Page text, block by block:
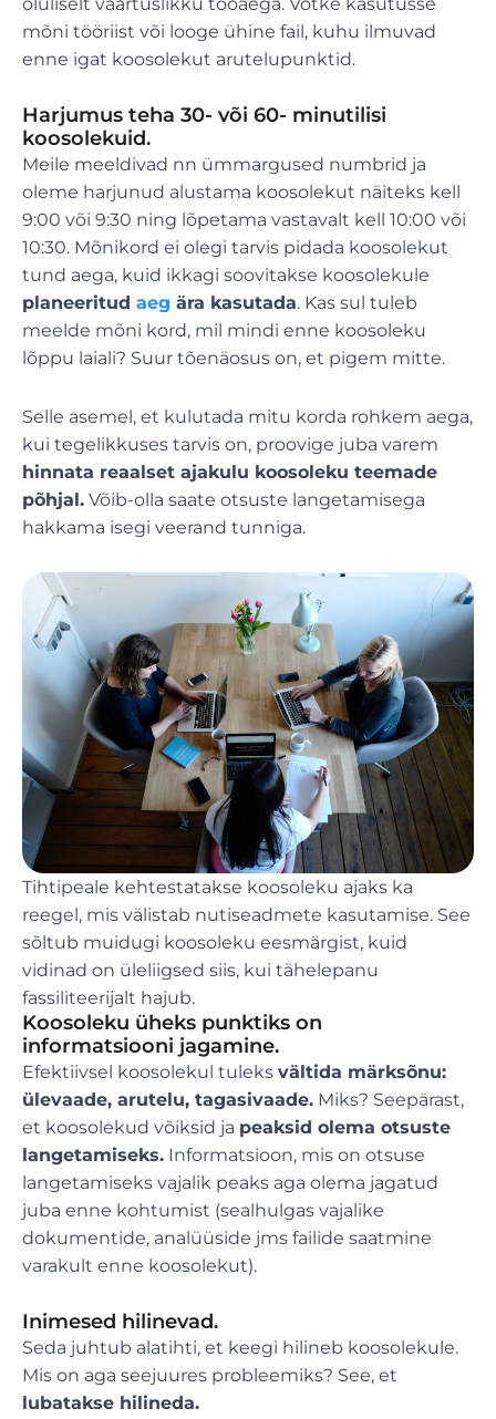
mõni tööriist või looge ühine fail, kuhu ilmuvad
enne igat koosolekut arutelupunktid.
Harjumus teha 30- või 60- minutilisi
koosolekuid.
Meile meeldivad nn ümmargused numbrid ja
oleme harjunud alustama koosolekut näiteks kell
9:00 või 9:30 ning lõpetama vastavalt kell 10:00 või
10:30. Mõnikord ei olegi tarvis pidada koosolekut
tund aega, kuid ikkagi soovitakse koosolekule
planeeritud aeg ära kasutada. Kas sul tuleb
meelde mõni kord, mil mindi enne koosoleku
lõppu laiali? Suur tõenäosus on, et pigem mitte.
Selle asemel, et kulutada mitu korda rohkem aega,
kui tegelikkuses tarvis on, proovige juba varem
hinnata reaalset ajakulu koosoleku teemade
põhjal. Võib-olla saate otsuste langetamisega
hakkama isegi veerand tunniga.
Tihtipeale kehtestatakse koosoleku ajaks ka
reegel, mis välistab nutiseadmete kasutamise. See
sõltub muidugi koosoleku eesmärgist, kuid
vidinad on üleliigsed siis, kui tähelepanu
fassiliteerijalt hajub.
Koosoleku üheks punktiks on
informatsiooni jagamine.
Efektiivsel koosolekul tuleks vältida märksõnu:
ülevaade, arutelu, tagasivaade. Miks? Seepärast,
et koosolekud võiksid ja peaksid olema otsuste
langetamiseks. Informatsioon, mis on otsuse
langetamiseks vajalik peaks aga olema jagatud
juba enne kohtumist (sealhulgas vajalike
dokumentide, analüüside jms failide saatmine
varakult enne koosolekut).
Inimesed hilinevad.
Seda juhtub alatihti, et keegi hilineb koosolekule.
Mis on aga seejuures probleemiks? See, et
lubatakse hilineda.